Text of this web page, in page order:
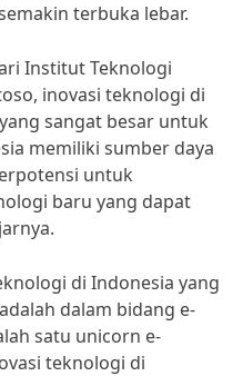
terbuka lebar.
Institut Teknologi
inovasi teknologi di
sangat besar untuk
memiliki sumber daya
untuk
baru yang dapat
di Indonesia yang
dalam bidang e-
satu unicorn e-
teknologi di